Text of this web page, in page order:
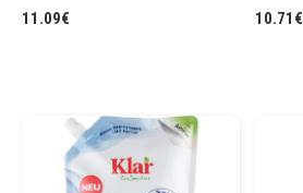
11.09€
10.71 €